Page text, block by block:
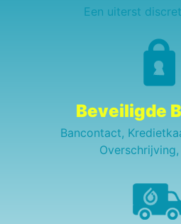
Een uiterst
Beveiligde
Bancontact,
Overschrijving,